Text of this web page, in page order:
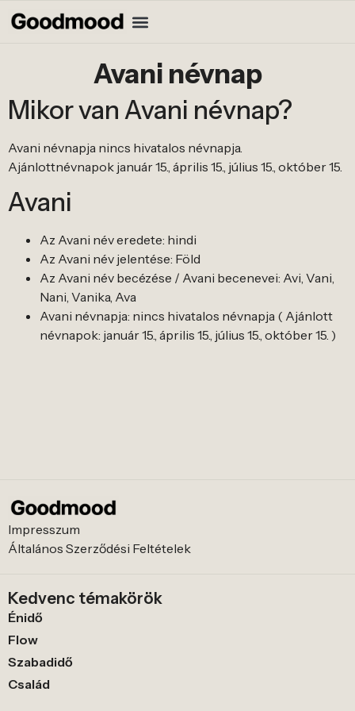
Avani névnap
Mikor van Avani névnap?
Avani névnapja nincs hivatalos névnapja.
Ajánlottnévnapok január 15., április 15., július 15., október 15.
Avani
Az Avani név eredete: hindi
Az Avani név jelentése: Föld
Az Avani név becézése / Avani becenevei: Avi, Vani,
Nani, Vanika, Ava
Avani névnapja: nincs hivatalos névnapja ( Ajánlott
névnapok: január 15., április 15., július 15., október 15. )
Impresszum
Általános Szerződési Feltételek
Kedvenc témakörök
Énidő
Flow
Szabadidő
Család